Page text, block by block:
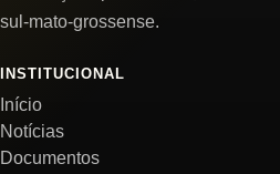
sul-mato-grossense.
INSTITUCIONAL
Início
Notícias
Documentos